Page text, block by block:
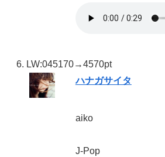
LW:045170→4570pt
ハナガサイタ
aiko
J-Pop